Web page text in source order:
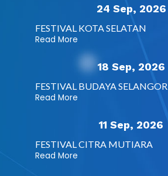
24 Sep, 2026
FESTIVAL KOTA SELATAN
Read More
18 Sep, 2026
FESTIVAL BUDAYA SELANGOR
Read More
11 Sep, 2026
FESTIVAL CITRA MUTIARA
Read More